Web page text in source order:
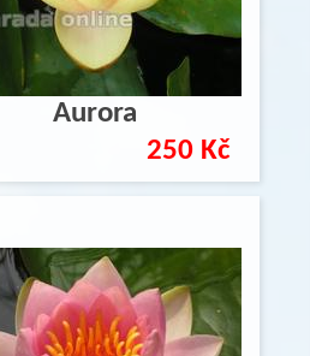
Aurora
250 Kč